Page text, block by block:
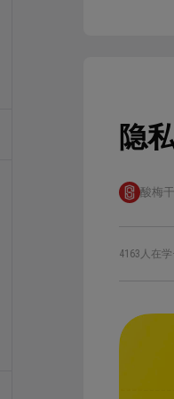
隐
酸梅
4163人在学·